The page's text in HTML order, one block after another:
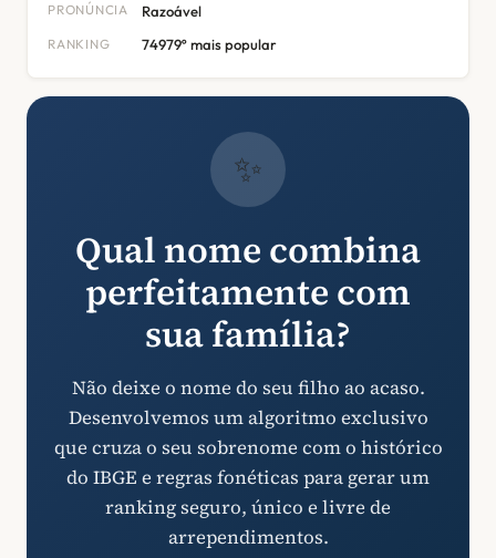
PRONÚNCIA Razoável
RANKING 74979º mais popular
✨
Qual nome combina
perfeitamente com
sua família?
Não deixe o nome do seu filho ao acaso.
Desenvolvemos um algoritmo exclusivo
que cruza o seu sobrenome com o histórico
do IBGE e regras fonéticas para gerar um
ranking seguro, único e livre de
arrependimentos.